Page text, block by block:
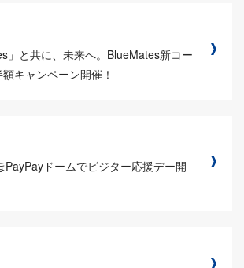
」と共に、未来へ。BlueMates新コー
キャンペーン開催！
PayPayドームでビジター応援デー開